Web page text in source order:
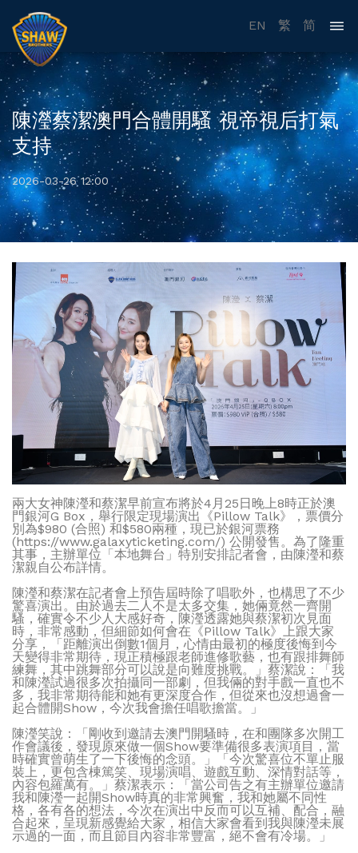
EN 繁 简
陳瀅蔡潔澳門合體開騷 視帝視后打氣
支持
2026-03-26 12:00
兩大女神陳瀅和蔡潔早前宣布將於4月25日晚上8時正於澳
門銀河G Box，舉行限定現場演出《Pillow Talk》，票價分
別為$980 (合照) 和$580兩種，現已於銀河票務
(https://www.galaxyticketing.com/) 公開發售。為了隆重
其事，主辦單位「本地舞台」特別安排記者會，由陳瀅和蔡
潔親自公布詳情。
陳瀅和蔡潔在記者會上預告屆時除了唱歌外，也構思了不少
驚喜演出。由於過去二人不是太多交集，她倆竟然一齊開
騷，確實令不少人大感好奇，陳瀅透露她與蔡潔初次見面
時，非常感動，但細節如何會在《Pillow Talk》上跟大家
分享，「距離演出倒數1個月，心情由最初的極度後悔到今
天變得非常期待，現正積極跟老師進修歌藝，也有跟排舞師
練舞，其中跳舞部分可以說是向難度挑戰。」蔡潔說：「我
和陳瀅試過很多次拍攝同一部劇，但我倆的對手戲一直也不
多，我非常期待能和她有更深度合作，但從來也沒想過會一
起合體開Show，今次我會擔任唱歌擔當。」
陳瀅笑說：「剛收到邀請去澳門開騷時，在和團隊多次開工
作會議後，發現原來做一個Show要準備很多表演項目，當
時確實曾萌生了一下後悔的念頭。」「今次驚喜位不單止服
裝上，更包含棟篤笑、現場演唱、遊戲互動、深情對話等，
內容包羅萬有。」蔡潔表示：「當公司告之有主辦單位邀請
我和陳瀅一起開Show時真的非常興奮，我和她屬不同性
格，各有各的想法，今次在演出中反而可以互補、配合，融
合起來，呈現新感覺給大家，相信大家會看到我與陳瀅未展
示過的一面，而且節目內容非常豐富，絕不會有冷場。」